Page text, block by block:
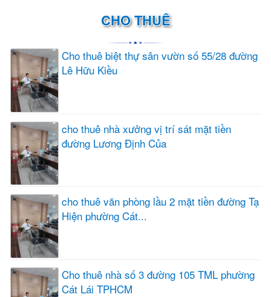
CHO THUÊ
Cho thuê biệt thự sân vườn số 55/28 đường
Lê Hữu Kiều
cho thuê nhà xưởng vị trí sát mặt tiền
đường Lương Định Của
cho thuê văn phòng lầu 2 mặt tiền đường Tạ
Hiện phường Cát...
Cho thuê nhà số 3 đường 105 TML phường
Cát Lái TPHCM